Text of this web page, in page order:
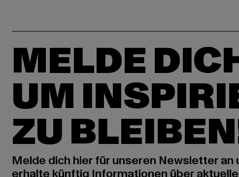
MELDE
UM
ZU
Melde dich hier für unseren Newsletter an